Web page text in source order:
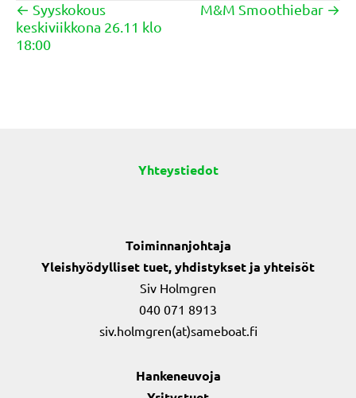
Posts
navigation
← Syyskokous
keskiviikkona 26.11 klo
18:00
M&M Smoothiebar →
Yhteystiedot
Toiminnanjohtaja
Yleishyödylliset tuet, yhdistykset ja yhteisöt
Siv Holmgren
040 071 8913
siv.holmgren(at)sameboat.fi
Hankeneuvoja